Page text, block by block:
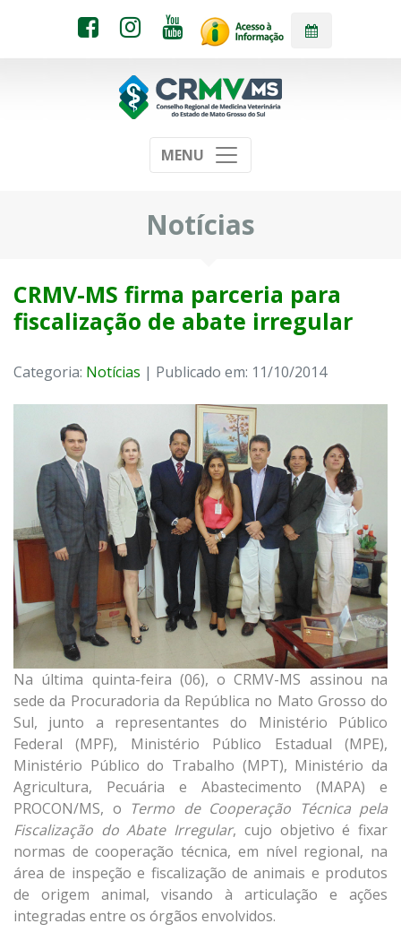
MENU
Notícias
CRMV-MS firma parceria para
fiscalização de abate irregular
Categoria: Notícias | Publicado em: 11/10/2014
Na última quinta-feira (06), o CRMV-MS assinou na
sede da Procuradoria da República no Mato Grosso do
Sul, junto a representantes do Ministério Público
Federal (MPF), Ministério Público Estadual (MPE),
Ministério Público do Trabalho (MPT), Ministério da
Agricultura, Pecuária e Abastecimento (MAPA) e
PROCON/MS, o Termo de Cooperação Técnica pela
Fiscalização do Abate Irregular, cujo objetivo é fixar
normas de cooperação técnica, em nível regional, na
área de inspeção e fiscalização de animais e produtos
de origem animal, visando à articulação e ações
integradas entre os órgãos envolvidos.